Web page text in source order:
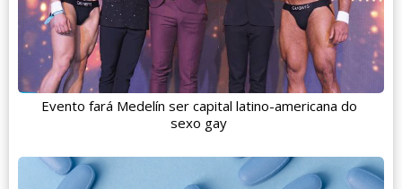
Evento fará Medelín ser capital latino-americana do
sexo gay